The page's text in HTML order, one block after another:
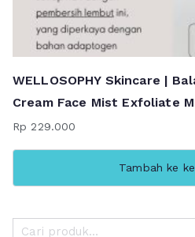
WELLOSOPHY Skincare |
Cream Face Mist Exfoliate
Rp 229.000
Tambah ke